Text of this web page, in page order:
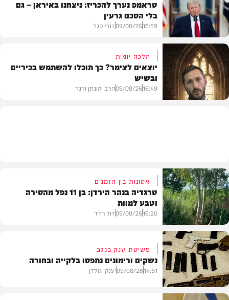
דעות
בעולם
טראמפ נערך להכריז: ניצחנו באיראן – גם
בלי הסכם גרעין
16:59
09/08/26דודי סגל
הלכה יומית
יוצאים לצימר? כך תוכלו להשתמש בכיריים
ובשיש
16:49
09/08/26הרב יהונתן ורנר
בארץ
אסונות בין הזמנים
טרגדיה בנהר הירדן: בן 11 נפל מהסירה
וטבע למוות
16:20
09/08/26דוד חדד
פשיטת ענק בנגב
נשקים ורימונים נתפסו בלקייה ובחורה
14:51
09/08/26יענקי גולדן